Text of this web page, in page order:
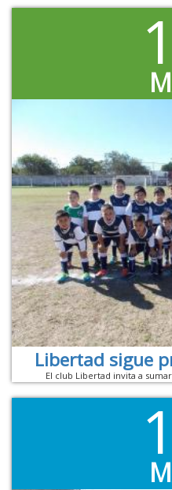
Libertad sigue
El club Libertad invita a